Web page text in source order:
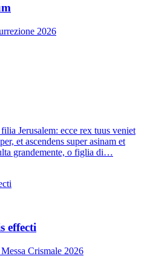
2026
Jerusalem: ecce rex tuus veniet
et ascendens super asinam et
grandemente, o figlia di…
effecti
Crismale 2026